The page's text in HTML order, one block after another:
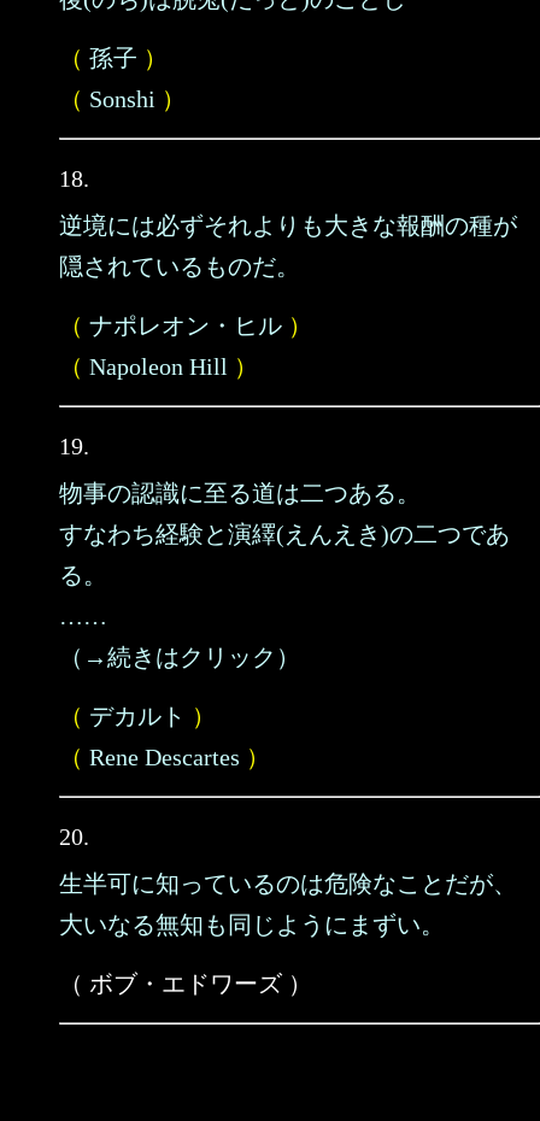
（ 孫子 ）
（ Sonshi ）
18.
逆境には必ずそれよりも大きな報酬の種が
隠されているものだ。
（ ナポレオン・ヒル ）
（ Napoleon Hill ）
19.
物事の認識に至る道は二つある。
すなわち経験と演繹(えんえき)の二つであ
る。
……
（→続きはクリック）
（ デカルト ）
（ Rene Descartes ）
20.
生半可に知っているのは危険なことだが、
大いなる無知も同じようにまずい。
（ ボブ・エドワーズ ）